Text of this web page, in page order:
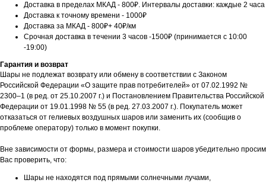
Доставка в пределах МКАД - 800₽. Интервалы доставки: каждые 2 часа
Доставка к точному времени - 1000₽
Доставка за МКАД - 800₽+ 40₽/км
Срочная доставка в течении 3 часов -1500₽ (принимается с 10:00
-19:00)
Гарантия и возврат
Шары не подлежат возврату или обмену в соответствии с Законом
Российской Федерации «О защите прав потребителей» от 07.02.1992 №
2300–1 (в ред. от 25.10.2007 г.) и Постановлением Правительства Российской
Федерации от 19.01.1998 № 55 (в ред. 27.03.2007 г.). Покупатель может
отказаться от гелиевых воздушных шаров или заменить их (сообщив о
проблеме оператору) только в момент покупки.
Вне зависимости от формы, размера и стоимости шаров убедительно просим
Вас проверить, что:
Шары не находятся под прямыми солнечными лучами,